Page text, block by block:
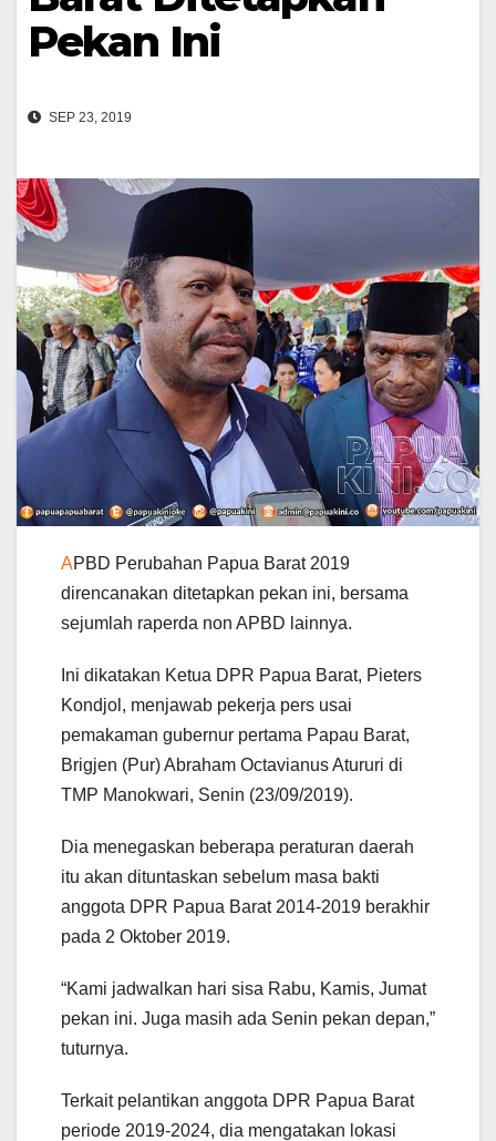
Pekan Ini
SEP 23, 2019
APBD Perubahan Papua Barat 2019
direncanakan ditetapkan pekan ini, bersama
sejumlah raperda non APBD lainnya.
Ini dikatakan Ketua DPR Papua Barat, Pieters
Kondjol, menjawab pekerja pers usai
pemakaman gubernur pertama Papau Barat,
Brigjen (Pur) Abraham Octavianus Atururi di
TMP Manokwari, Senin (23/09/2019).
Dia menegaskan beberapa peraturan daerah
itu akan dituntaskan sebelum masa bakti
anggota DPR Papua Barat 2014-2019 berakhir
pada 2 Oktober 2019.
“Kami jadwalkan hari sisa Rabu, Kamis, Jumat
pekan ini. Juga masih ada Senin pekan depan,”
tuturnya.
Terkait pelantikan anggota DPR Papua Barat
periode 2019-2024, dia mengatakan lokasi